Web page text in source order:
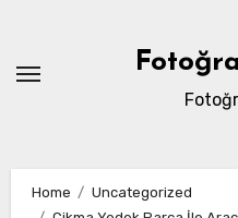
content
Home
Uncategorized